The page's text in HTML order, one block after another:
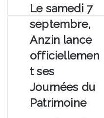
Le
samedi
7
septembre,
Anzin
lance
officiellement
ses
Journées
du
Patrimoine
Le samedi 7
septembre,
Anzin lance
officiellemen
t ses
Journées du
Patrimoine